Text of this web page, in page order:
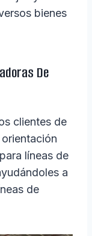
bienes
De
clientes de
líneas de
a
de